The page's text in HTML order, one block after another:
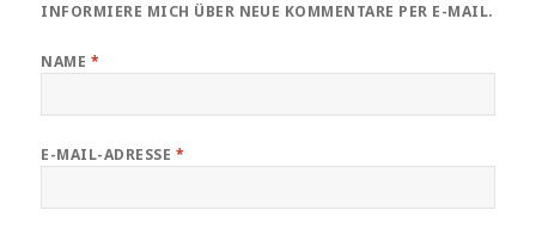
INFORMIERE MICH ÜBER NEUE KOMMENTARE PER E-MAIL.
NAME *
E-MAIL-ADRESSE *